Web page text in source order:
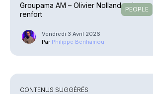
PEOPLE
Groupama AM – Olivier Nolland arrive en
renfort
Vendredi 3 Avril 2026
Par Philippe Benhamou
CONTENUS SUGGÉRÉS